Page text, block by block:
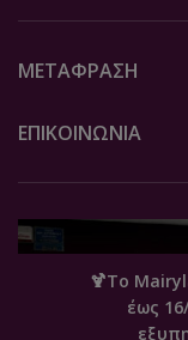
🍹Το
έως
ΜΕΤΆΦΡΑΣΗ
ΕΠΙΚΟΙΝΩΝΙΑ